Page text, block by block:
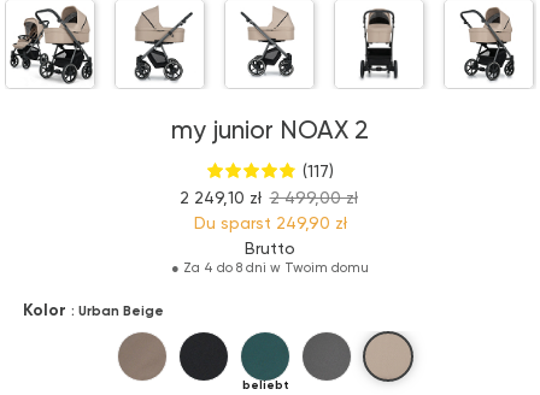
my junior NOAX 2
(117)
2 249,10 zł 2 499,00 zł
Du sparst 249,90 zł
Brutto
● Za 4 do 8 dni w Twoim domu
Kolor : Urban Beige
Concrete Toffee
City Noir Parkside GreenDowntown Grey
Urban Beige